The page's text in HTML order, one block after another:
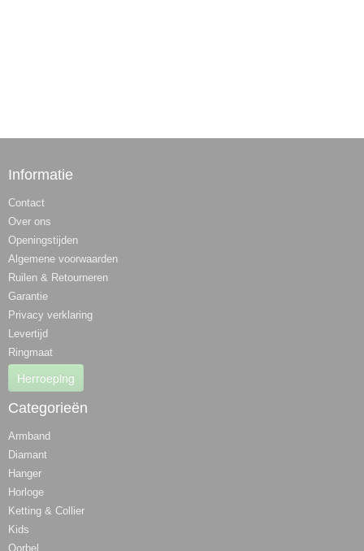
Informatie
Contact
Over ons
Openingstijden
Algemene voorwaarden
Ruilen & Retourneren
Garantie
Privacy verklaring
Levertijd
Ringmaat
Herroeping
Categorieën
Armband
Diamant
Hanger
Horloge
Ketting & Collier
Kids
Oorbel